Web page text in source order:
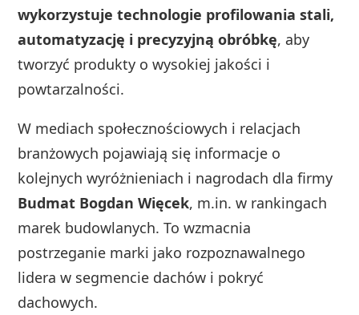
wykorzystuje technologie profilowania stali,
automatyzację i precyzyjną obróbkę, aby
tworzyć produkty o wysokiej jakości i
powtarzalności.
W mediach społecznościowych i relacjach
branżowych pojawiają się informacje o
kolejnych wyróżnieniach i nagrodach dla firmy
Budmat Bogdan Więcek, m.in. w rankingach
marek budowlanych. To wzmacnia
postrzeganie marki jako rozpoznawalnego
lidera w segmencie dachów i pokryć
dachowych.